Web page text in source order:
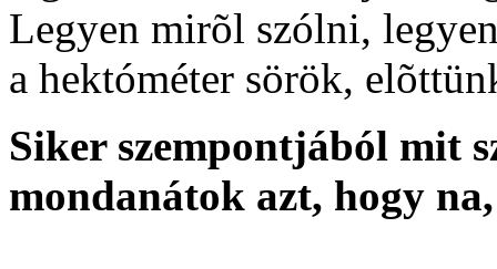
Legyen mirõl szólni,
a hektóméter sörök,
Siker szempontjából mit
mondanátok azt, hogy